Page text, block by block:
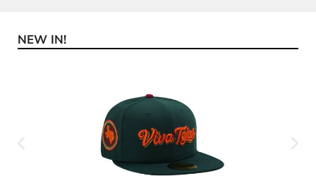
Produktgalerie überspringen
NEW IN!